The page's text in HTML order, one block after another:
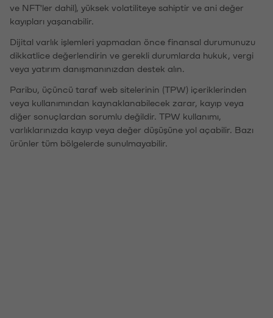
ve NFT'ler dahil), yüksek volatiliteye sahiptir ve ani değer
kayıpları yaşanabilir.
Dijital varlık işlemleri yapmadan önce finansal durumunuzu
dikkatlice değerlendirin ve gerekli durumlarda hukuk, vergi
veya yatırım danışmanınızdan destek alın.
Paribu, üçüncü taraf web sitelerinin (TPW) içeriklerinden
veya kullanımından kaynaklanabilecek zarar, kayıp veya
diğer sonuçlardan sorumlu değildir. TPW kullanımı,
varlıklarınızda kayıp veya değer düşüşüne yol açabilir. Bazı
ürünler tüm bölgelerde sunulmayabilir.